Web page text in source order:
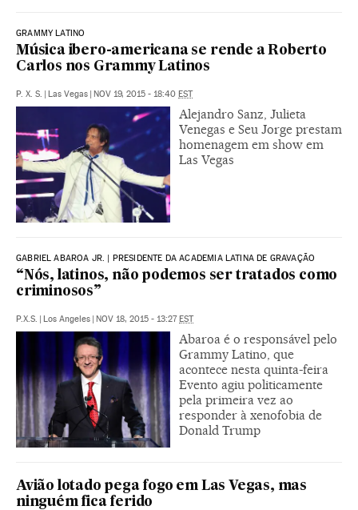
GRAMMY LATINO
Música ibero-americana se rende a Roberto
Carlos nos Grammy Latinos
P. X. S. | Las Vegas | NOV 19, 2015 - 18:40 EST
Alejandro Sanz, Julieta
Venegas e Seu Jorge prestam
homenagem em show em
Las Vegas
GABRIEL ABAROA JR. | PRESIDENTE DA ACADEMIA LATINA DE GRAVAÇÃO
“Nós, latinos, não podemos ser tratados como
criminosos”
P.X.S. | Los Angeles | NOV 18, 2015 - 13:27EST
Abaroa é o responsável pelo
Grammy Latino, que
acontece nesta quinta-feira
Evento agiu politicamente
pela primeira vez ao
responder à xenofobia de
Donald Trump
Avião lotado pega fogo em Las Vegas, mas
ninguém fica ferido